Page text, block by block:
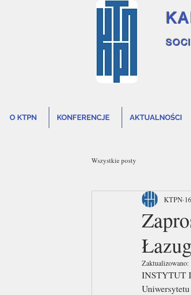
O KTPN KONFERENCJE AKTUALNOŚCI
Wszystkie posty
KTPN
Zaktualizowano:
INSTYTUT